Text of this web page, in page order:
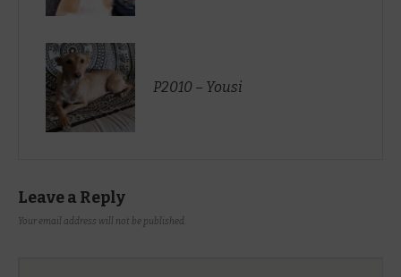
P2010 – Yousi
Leave a Reply
Your email address will not be published.